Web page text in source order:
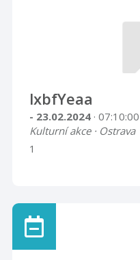
lxbfYeaa
- 23.02.2024 · 07:10:00
Kulturní akce · Ostrava
1